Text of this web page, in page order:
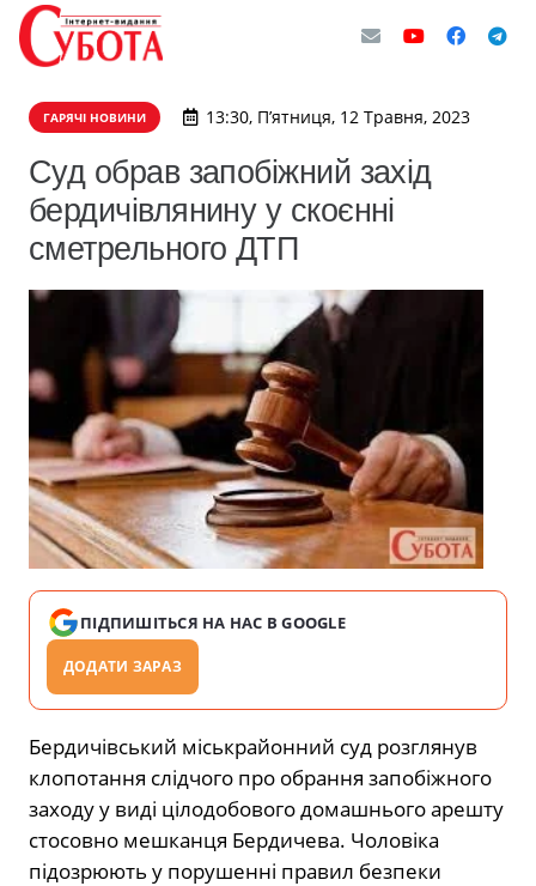
ГАРЯЧІ НОВИНИ 13:30, П’ятниця, 12 Травня, 2023
Суд обрав запобіжний захід
бердичівлянину у скоєнні
сметрельного ДТП
ПІДПИШІТЬСЯ НА НАС В GOOGLE
ДОДАТИ ЗАРАЗ
Бердичівський міськрайонний суд розглянув
клопотання слідчого про обрання запобіжного
заходу у виді цілодобового домашнього арешту
стосовно мешканця Бердичева. Чоловіка
підозрюють у порушенні правил безпеки